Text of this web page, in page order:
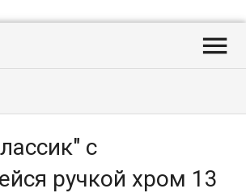

с
ручкой хром 13